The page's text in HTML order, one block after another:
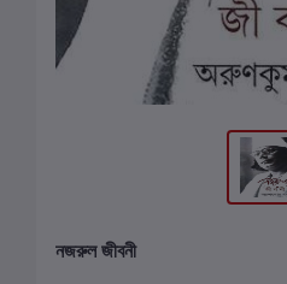
নজরুল জীবনী